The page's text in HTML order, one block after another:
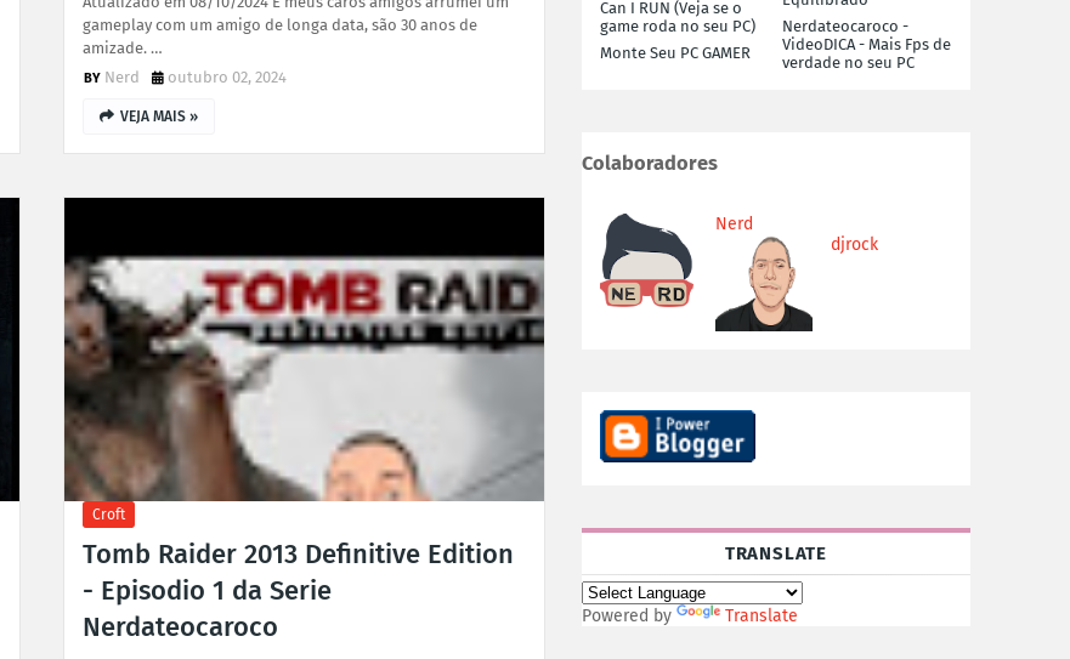
gameplay com um amigo de longa data, são 30 anos de
amizade. …
Nerd
outubro 02, 2024
VEJA MAIS »
Croft
Tomb Raider 2013 Definitive Edition
- Episodio 1 da Serie
Nerdateocaroco
Can I RUN (Veja se o
game roda no seu PC)
Nerdateocaroco -
VideoDICA - Mais Fps de
verdade no seu PC
Monte Seu PC GAMER
Colaboradores
Nerd
djrock
TRANSLATE
Powered by Translate